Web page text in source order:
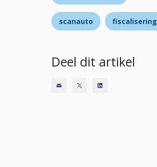
scanauto fiscalisering
Deel dit artikel